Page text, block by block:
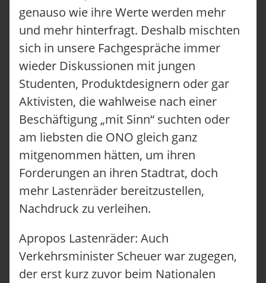
KONTAKT
ANFRAGEN
JOBS
genauso wie ihre Werte werden mehr
und mehr hinterfragt. Deshalb mischten
sich in unsere Fachgespräche immer
wieder Diskussionen mit jungen
Studenten, Produktdesignern oder gar
Aktivisten, die wahlweise nach einer
Beschäftigung „mit Sinn“ suchten oder
am liebsten die ONO gleich ganz
mitgenommen hätten, um ihren
Forderungen an ihren Stadtrat, doch
mehr Lastenräder bereitzustellen,
Nachdruck zu verleihen.
Apropos Lastenräder: Auch
Verkehrsminister Scheuer war zugegen,
der erst kurz zuvor beim Nationalen